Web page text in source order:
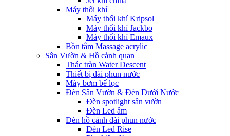
Máy thổi khí
Máy thổi khí Kripsol
Máy thổi khí Jackbo
Máy thổi khí Emaux
Bồn tắm Massage acrylic
Sân Vườn & Hồ cảnh quan
Thác tràn Water Descent
Thiết bị đài phun nước
Máy bơm bể lọc
Đèn Sân Vườn & Đèn Dưới Nước
Đèn spotlight sân vườn
Đèn Led âm
Đèn hồ cảnh đài phun nước
Đèn Led Rise